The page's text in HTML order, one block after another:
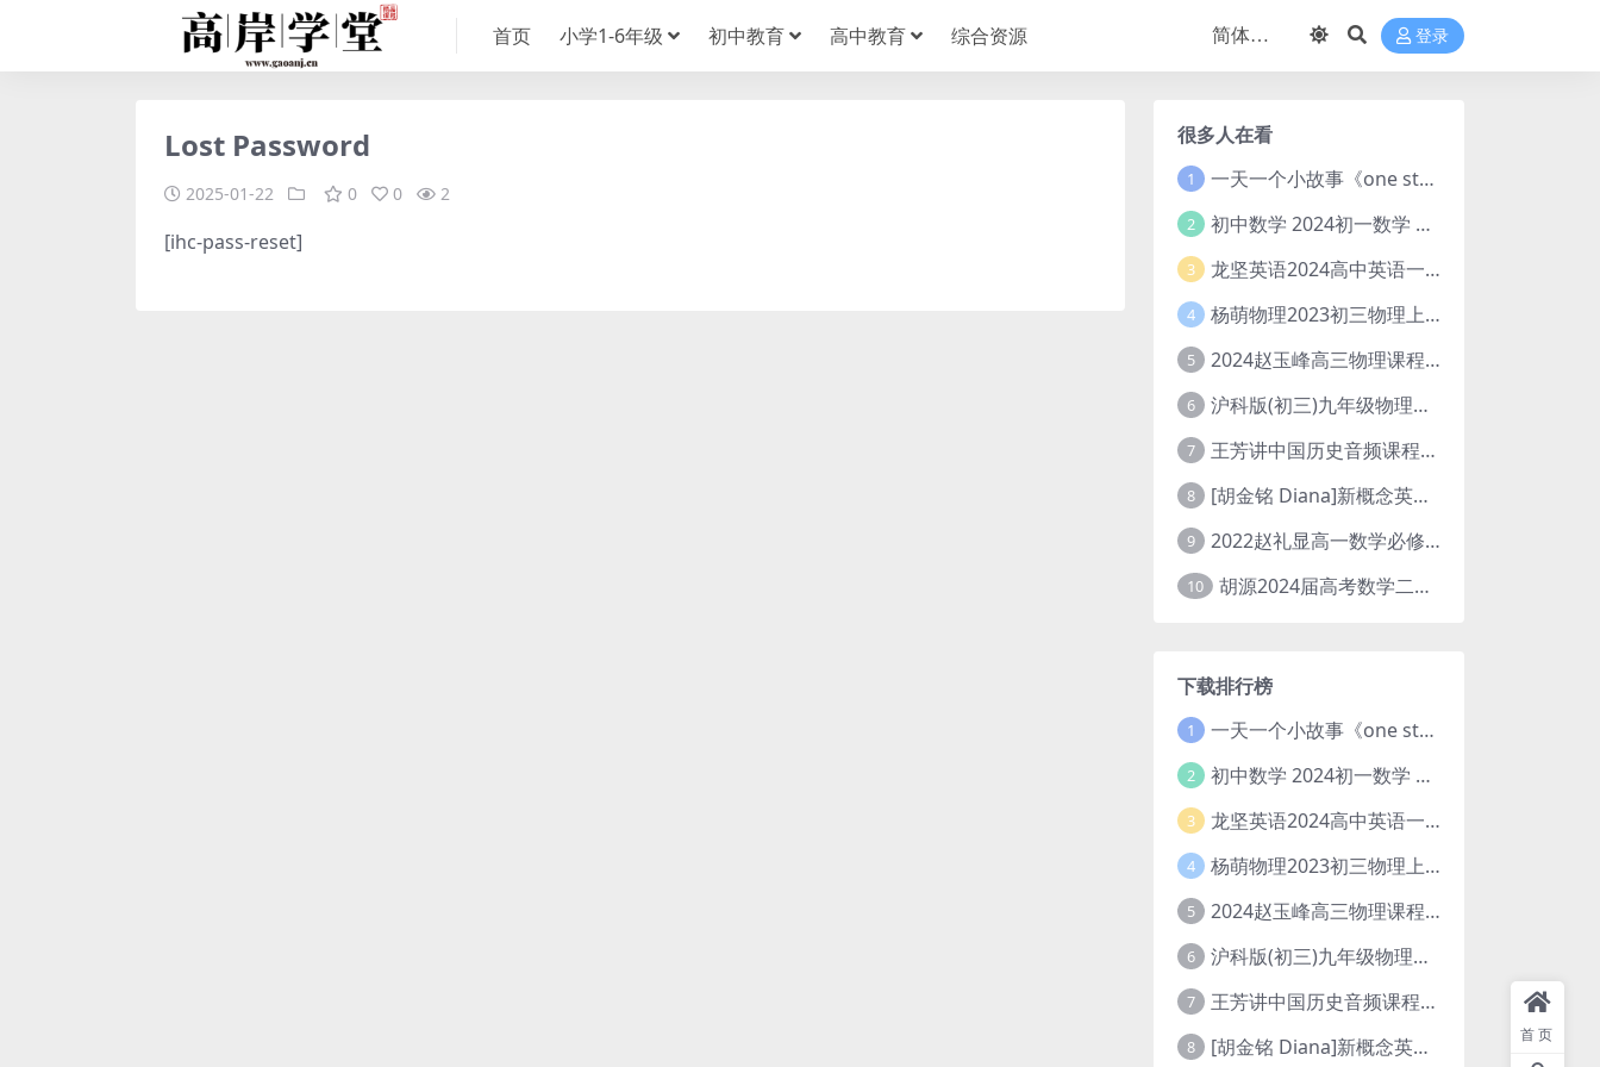
首页 小学1-6年级 初中教育 高中教育 综合资源 登录
Lost Password
2025-01-22 0 0 2
[ihc-pass-reset]
很多人在看
1 一天一个小故事《one story a day》初中版 百度网盘分享下载
2 初中数学 2024初一数学 朱韬数学 S班春季下 A+班春季下 百度云网盘
3 龙坚英语2024高中英语一轮系统班(全国卷+北京卷)
4 杨萌物理2023初三物理上秋季A+班(视频+讲义) 百度网盘分享
5 2024赵玉峰高三物理课程24年高考物理一轮复习网课教程
6 沪科版(初三)九年级物理全一册网课教学视频全集(录播版 杜春雨 66讲)
7 王芳讲中国历史音频课程全集(上下五千年)
8 [胡金铭 Diana]新概念英语第1册教学视频课程(全集 百度网盘下载)
9 2022赵礼显高一数学必修一课程视频资源(秋季班 含讲义)百度网盘云
10 胡源2024届高考数学二轮寒假春季精讲 百度网盘分享
下载排行榜
1 一天一个小故事《one story a day》初中版 百度网盘分享下载
2 初中数学 2024初一数学 朱韬数学 S班春季下 A+班春季下 百度云网盘
3 龙坚英语2024高中英语一轮系统班(全国卷+北京卷)
4 杨萌物理2023初三物理上秋季A+班(视频+讲义) 百度网盘分享
5 2024赵玉峰高三物理课程24年高考物理一轮复习网课教程
6 沪科版(初三)九年级物理全一册网课教学视频全集(录播版 杜春雨 66讲)
7 王芳讲中国历史音频课程全集(上下五千年)
8 [胡金铭 Diana]新概念英语第1册教学视频课程(全集 百度网盘下载) 首页